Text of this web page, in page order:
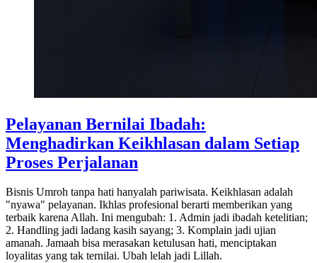
Pelayanan Bernilai Ibadah:
Menghadirkan Keikhlasan dalam Setiap
Proses Perjalanan
Bisnis Umroh tanpa hati hanyalah pariwisata. Keikhlasan adalah
"nyawa" pelayanan. Ikhlas profesional berarti memberikan yang
terbaik karena Allah. Ini mengubah: 1. Admin jadi ibadah ketelitian;
2. Handling jadi ladang kasih sayang; 3. Komplain jadi ujian
amanah. Jamaah bisa merasakan ketulusan hati, menciptakan
loyalitas yang tak ternilai. Ubah lelah jadi Lillah.